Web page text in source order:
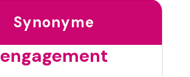
Synonyme
engagement